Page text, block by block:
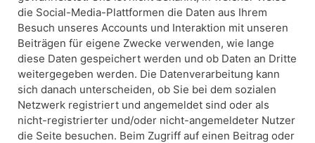
die Social-Media-Plattformen die Daten aus Ihrem
Besuch unseres Accounts und Interaktion mit unseren
Beiträgen für eigene Zwecke verwenden, wie lange
diese Daten gespeichert werden und ob Daten an Dritte
weitergegeben werden. Die Datenverarbeitung kann
sich danach unterscheiden, ob Sie bei dem sozialen
Netzwerk registriert und angemeldet sind oder als
nicht-registrierter und/oder nicht-angemeldeter Nutzer
die Seite besuchen. Beim Zugriff auf einen Beitrag oder